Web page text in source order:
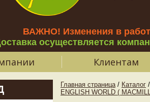
ВАЖНО! Изменения в
осуществляется
Клиентам
Главная страница / Каталог /
ENGLISH WORLD (